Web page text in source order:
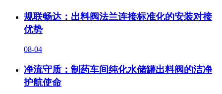
规联畅达：出料阀法兰连接标准化的安装对接
优势
08-04
净流守质：制药车间纯化水储罐出料阀的洁净
护航使命